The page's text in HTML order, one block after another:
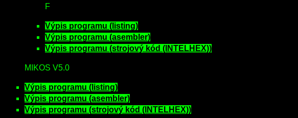
F
Výpis programu (listing)
Výpis programu (asembler)
Výpis programu (strojový kód (INTELHEX))
MIKOS V5.0
Výpis programu (listing)
Výpis programu (asembler)
Výpis programu (strojový kód (INTELHEX))